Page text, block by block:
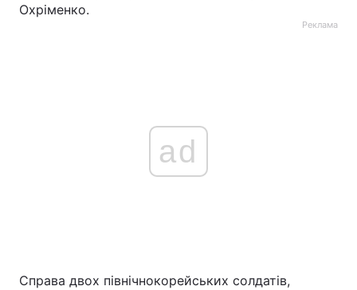
Охріменко.
Реклама
ad
Справа двох північнокорейських солдатів,